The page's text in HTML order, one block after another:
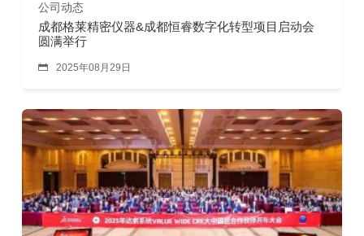
公司动态
成都格莱精密仪器&成都恒睿数字化转型项目启动会
圆满举行
 2025年08月29日